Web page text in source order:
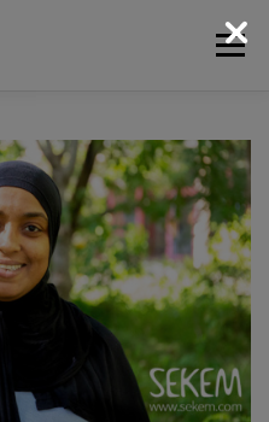
Menü
SOZIALES LEBEN
NEWS & MEDIEN